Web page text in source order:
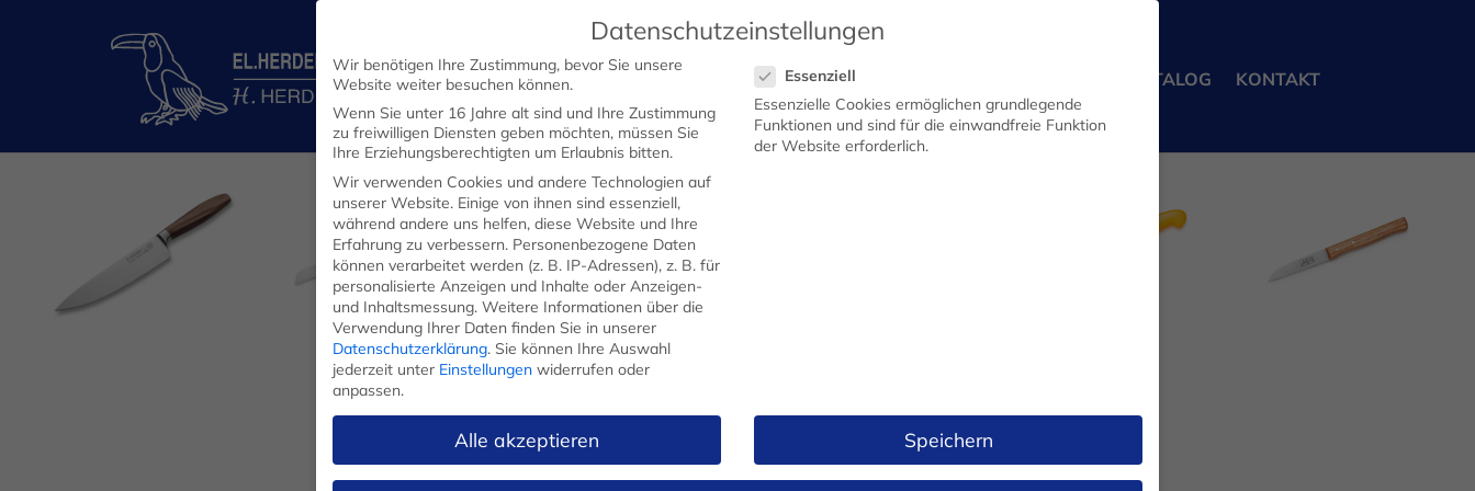
WERBEMESSER KATALOG KONTAKT
BROTMESSER FRÜHSTÜCKSMESSER MESSERSETS FLEISCHERMESSER
Datenschutzeinstellungen
Wir benötigen Ihre Zustimmung, bevor Sie unsere
Website weiter besuchen können.
Wenn Sie unter 16 Jahre alt sind und Ihre Zustimmung
zu freiwilligen Diensten geben möchten, müssen Sie
Ihre Erziehungsberechtigten um Erlaubnis bitten.
Wir verwenden Cookies und andere Technologien auf
unserer Website. Einige von ihnen sind essenziell,
während andere uns helfen, diese Website und Ihre
Erfahrung zu verbessern. Personenbezogene Daten
können verarbeitet werden (z. B. IP-Adressen), z. B. für
personalisierte Anzeigen und Inhalte oder Anzeigen-
und Inhaltsmessung. Weitere Informationen über die
Verwendung Ihrer Daten finden Sie in unserer
Datenschutzerklärung. Sie können Ihre Auswahl
jederzeit unter Einstellungen widerrufen oder
anpassen.
Essenziell
Essenzielle Cookies ermöglichen grundlegende
Funktionen und sind für die einwandfreie Funktion
der Website erforderlich.
Alle akzeptieren Speichern